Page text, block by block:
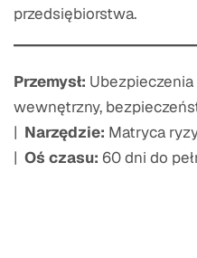
przedsiębiorstwa.
Przemysł: Ubezpieczenia
wewnętrzny,
| Narzędzie: Matryca
| Oś czasu: 60 dni do